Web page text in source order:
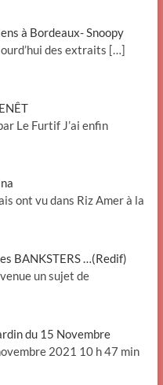
à Bordeaux- Snoopy
des extraits […]
Le Furtif J’ai enfin
ont vu dans Riz Amer à la
BANKSTERS …(Redif)
un sujet de
du 15 Novembre
2021 10 h 47 min